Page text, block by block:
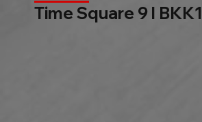
Time Square 9 l BKK1